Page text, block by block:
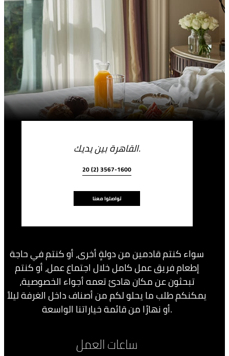
القاهرة بين يديك.
20 (2) 3567-1600
تواصلوا معنا
سواء كنتم قادمين من دولةٍ أخرى، أو كنتم في حاجة
إطعام فريق عمل كامل خلال اجتماع عمل، أو كنتم
تبحثون عن مكان هادئ تعمه أجواء الخصوصية،
يمكنكم طلب ما يحلو لكم من أصناف داخل الغرفة ليلاً
أو نهارًا من قائمة خياراتنا الواسعة.
ساعات العمل